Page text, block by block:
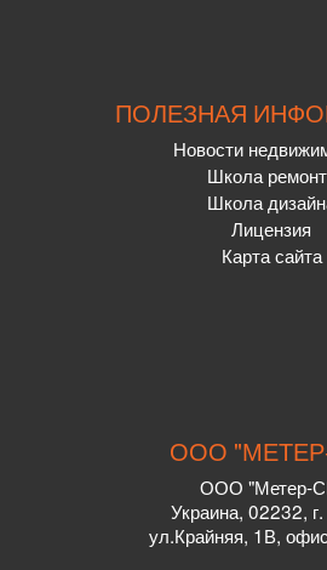
ПОЛЕЗНАЯ
Новости
Школа
Школа
Лицензия
Карта сайта
ООО
ООО "Метер-
Украина, 02232, г.
ул.Крайняя, 1В,